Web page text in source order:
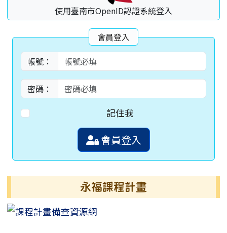
使用臺南市OpenID認證系統登入
會員登入
帳號：
密碼：
記住我
會員登入
永福課程計畫